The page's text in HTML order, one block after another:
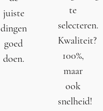
juiste
dingen
goed
doen.
te
selecteren.
Kwaliteit?
100%,
maar
ook
snelheid!